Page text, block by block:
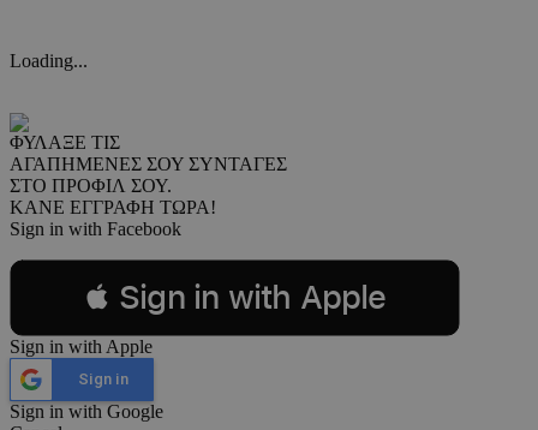
Loading...
ΦΥΛΑΞΕ ΤΙΣ
ΑΓΑΠΗΜΕΝΕΣ ΣΟΥ ΣΥΝΤΑΓΕΣ
ΣΤΟ ΠΡΟΦΙΛ ΣΟΥ.
ΚΑΝΕ ΕΓΓΡΑΦΗ ΤΩΡΑ!
Sign in with Facebook
 Sign in with Apple
Sign in with Apple
Sign in
Sign in with Google